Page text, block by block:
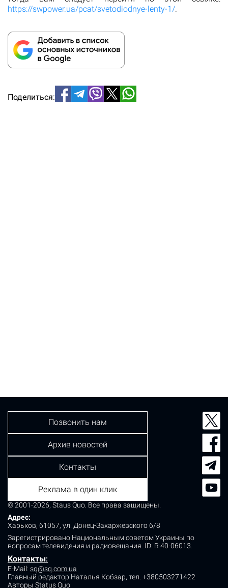
https://swpower.ua/pcat/svetodiodnye-lenty-1/.
Поделиться:
© 2001-2026, Staus Quo. Все права защищены.
Адрес:
Харьков, 61057, ул. Донец-Захаржевского 6/8
Зарегистрировано Национальным советом Украины по
вопросам телевидения и радиовещания. ID: R 40-06013.
Контакты:
E-Mail: sq@sq.com.ua
Главный редактор Наталья Кобзар, тел. +380503271422
Авторы Status Quo
Позвонить нам
Архив новостей
Контакты
Реклама в один клик